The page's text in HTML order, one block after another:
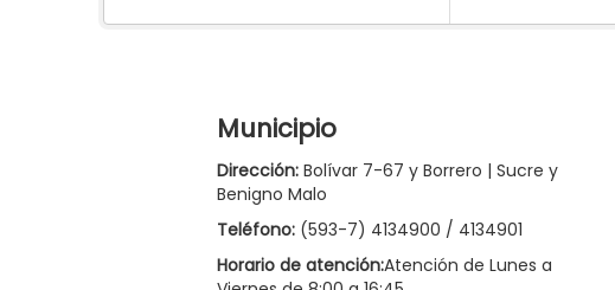
Municipio
Dirección: Bolívar 7-67 y Borrero | Sucre y
Benigno Malo
Teléfono: (593-7) 4134900 / 4134901
Horario de atención:Atención de Lunes a